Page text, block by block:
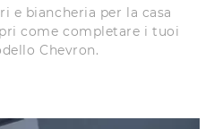
e biancheria per la casa
come completare i tuoi
Chevron.